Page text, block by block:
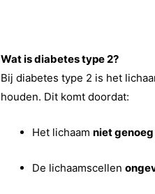
Wat is diabetes type 2?
Bij diabetes type 2 is het
houden. Dit komt doordat:
Het lichaam niet
De lichaamscellen